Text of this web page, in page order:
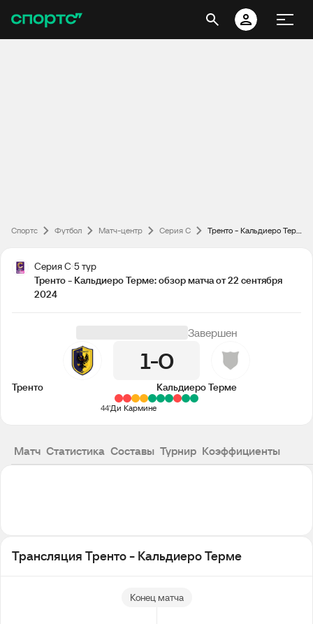
Спортс Футбол Матч-центр Серия С Тренто - Кальдиеро Терме: обзор матча от 22 сентября 2024
Серия С 5 тур
Тренто - Кальдиеро Терме: обзор матча от 22 сентября
2024
Завершен
1 0
Тренто Кальдиеро Терме
44'Ди Кармине
Матч Статистика Составы Турнир Коэффициенты
Трансляция Тренто - Кальдиеро Терме
Конец матча